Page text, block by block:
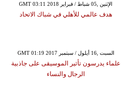
GMT 03:11 2018 الإثنين ,05 شباط / فبراير
هدف عالمي للأهلي في شباك الاتحاد
GMT 01:19 2017 السبت ,16 أيلول / سبتمبر
علماء يدرسون تأثير الموسيقى على جاذبية
الرجال والنساء